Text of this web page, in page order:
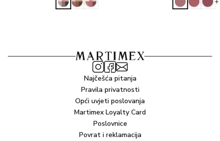
Najčešća pitanja
Pravila privatnosti
Opći uvjeti poslovanja
Martimex Loyalty Card
Poslovnice
Povrat i reklamacija